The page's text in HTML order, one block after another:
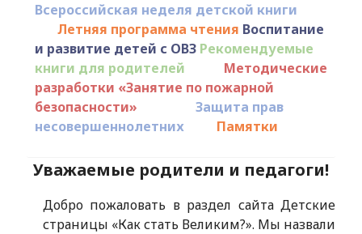
Всероссийская неделя детской книги
Летняя программа чтения Воспитание
и развитие детей с ОВЗ Рекомендуемые
книги для родителей
Методические
разработки «Занятие по пожарной
безопасности»
Защита прав
несовершеннолетних
Памятки
Уважаемые родители и педагоги!
Добро пожаловать в раздел сайта Детские
страницы «Как стать Великим?». Мы назвали